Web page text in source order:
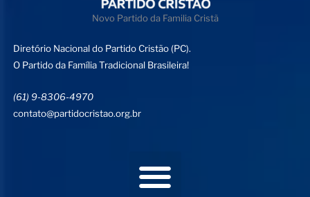
Novo Partido da Familia Cristã
Diretório Nacional do Partido Cristão (PC).
O Partido da Família Tradicional Brasileira!
(61) 9-8306-4970
contato@partidocristao.org.br